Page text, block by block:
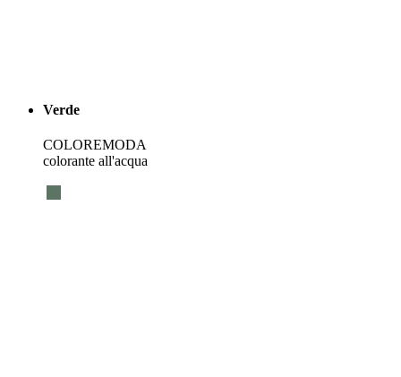
Verde
COLOREMODA
colorante all'acqua